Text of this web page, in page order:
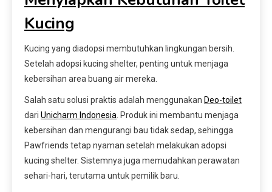
Kucing
Kucing yang diadopsi membutuhkan lingkungan bersih.
Setelah adopsi kucing shelter, penting untuk menjaga
kebersihan area buang air mereka.
Salah satu solusi praktis adalah menggunakan Deo-toilet
dari Unicharm Indonesia . Produk ini membantu menjaga
kebersihan dan mengurangi bau tidak sedap, sehingga
Pawfriends tetap nyaman setelah melakukan adopsi
kucing shelter. Sistemnya juga memudahkan perawatan
sehari-hari, terutama untuk pemilik baru.